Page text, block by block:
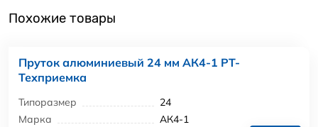
Похожие товары
Пруток алюминиевый 24 мм АК4-1 РТ-
Техприемка
Типоразмер
24
Марка
АК4-1